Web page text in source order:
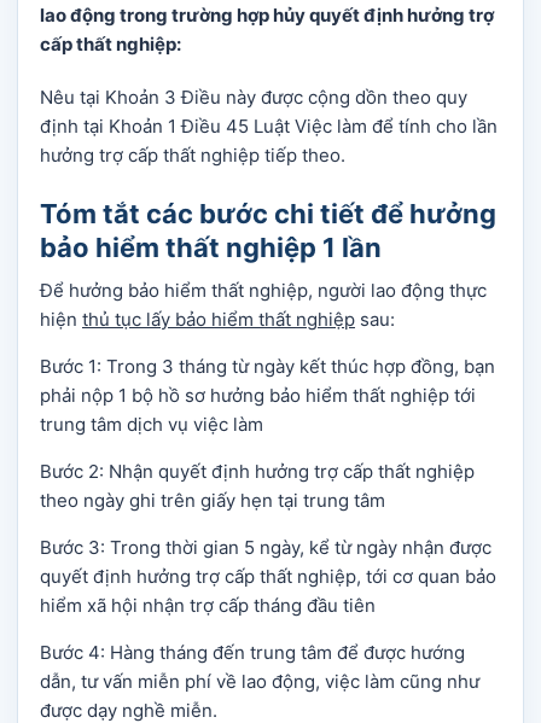
lao động trong trường hợp hủy quyết định hưởng trợ
cấp thất nghiệp:
Nêu tại Khoản 3 Điều này được cộng dồn theo quy
định tại Khoản 1 Điều 45 Luật Việc làm để tính cho lần
hưởng trợ cấp thất nghiệp tiếp theo.
Tóm tắt các bước chi tiết để hưởng
bảo hiểm thất nghiệp 1 lần
Để hưởng bảo hiểm thất nghiệp, người lao động thực
hiện thủ tục lấy bảo hiểm thất nghiệp sau:
Bước 1: Trong 3 tháng từ ngày kết thúc hợp đồng, bạn
phải nộp 1 bộ hồ sơ hưởng bảo hiểm thất nghiệp tới
trung tâm dịch vụ việc làm
Bước 2: Nhận quyết định hưởng trợ cấp thất nghiệp
theo ngày ghi trên giấy hẹn tại trung tâm
Bước 3: Trong thời gian 5 ngày, kể từ ngày nhận được
quyết định hưởng trợ cấp thất nghiệp, tới cơ quan bảo
hiểm xã hội nhận trợ cấp tháng đầu tiên
Bước 4: Hàng tháng đến trung tâm để được hướng
dẫn, tư vấn miễn phí về lao động, việc làm cũng như
được dạy nghề miễn.